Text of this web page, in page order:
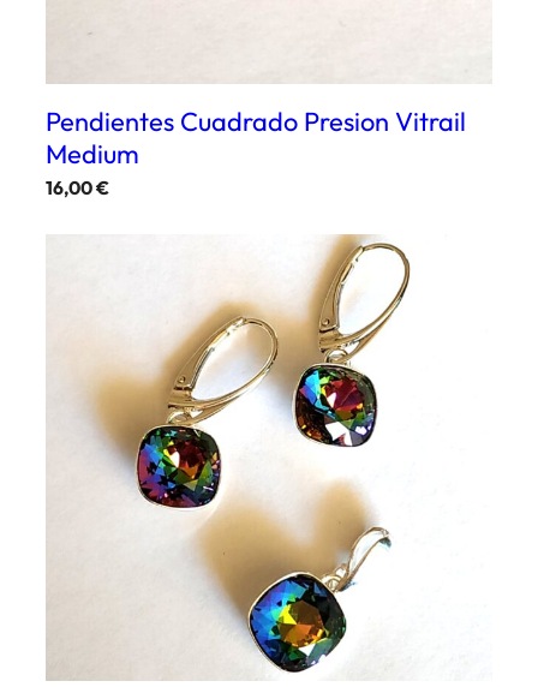
Pendientes Cuadrado Presion Vitrail
Medium
16,00€